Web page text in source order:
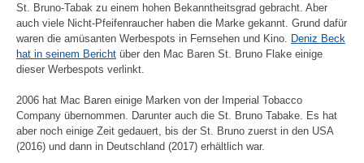
St. Bruno-Tabak zu einem hohen Bekanntheitsgrad gebracht. Aber
auch viele Nicht-Pfeifenraucher haben die Marke gekannt. Grund dafür
waren die amüsanten Werbespots in Fernsehen und Kino.
Deniz Beck
hat in seinem Bericht über den Mac Baren St. Bruno Flake einige
dieser Werbespots verlinkt.
2006 hat Mac Baren einige Marken von der Imperial Tobacco
Company übernommen. Darunter auch die St. Bruno Tabake. Es hat
aber noch einige Zeit gedauert, bis der St. Bruno zuerst in den USA
(2016) und dann in Deutschland (2017) erhältlich war.